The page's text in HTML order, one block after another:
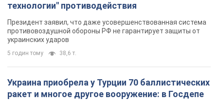
технологии" противодействия
Президент заявил, что даже усовершенствованная система
противовоздушной обороны РФ не гарантирует защиты от
украинских ударов
5 годин тому 38,6 т.
Украина приобрела у Турции 70 баллистических
ракет и многое другое вооружение: в Госдепе